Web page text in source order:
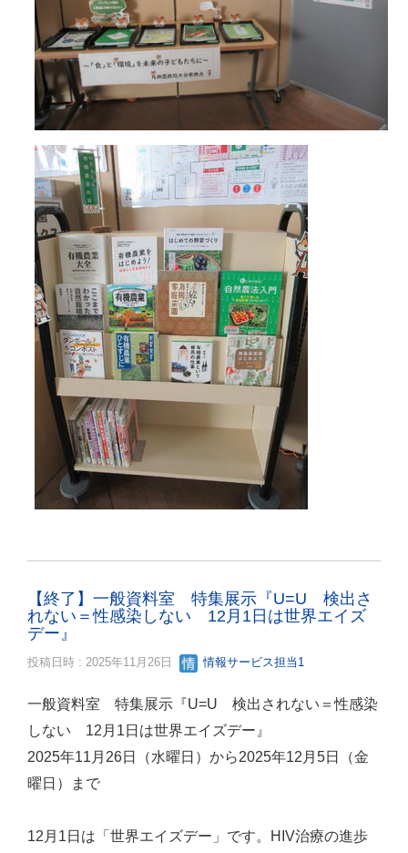
【終了】一般資料室 特集展示『U=U 検出さ
れない＝性感染しない 12月1日は世界エイズ
デー』
投稿日時 : 2025年11月26日 情報サービス担当1
一般資料室 特集展示『U=U 検出されない＝性感染
しない 12月1日は世界エイズデー』
2025年11月26日（水曜日）から2025年12月5日（金
曜日）まで
12月1日は「世界エイズデー」です。HIV治療の進歩